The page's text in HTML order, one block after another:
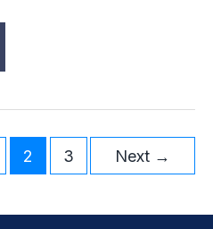
2 3 Next →